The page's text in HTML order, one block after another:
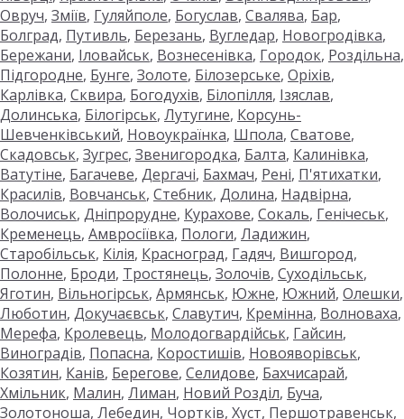
Овруч, Зміїв, Гуляйполе, Богуслав, Свалява, Бар,
Болград, Путивль, Березань, Вугледар, Новогродівка,
Бережани, Іловайськ, Вознесенівка, Городок, Роздільна,
Підгородне, Бунге, Золоте, Білозерське, Оріхів,
Карлівка, Сквира, Богодухів, Білопілля, Ізяслав,
Долинська, Білогірськ, Лутугине, Корсунь-
Шевченківський, Новоукраїнка, Шпола, Сватове,
Скадовськ, Зугрес, Звенигородка, Балта, Калинівка,
Ватутіне, Багачеве, Дергачі, Бахмач, Рені, П'ятихатки,
Красилів, Вовчанськ, Стебник, Долина, Надвірна,
Волочиськ, Дніпрорудне, Курахове, Сокаль, Генічеськ,
Кременець, Амвросіївка, Пологи, Ладижин,
Старобільськ, Кілія, Красноград, Гадяч, Вишгород,
Полонне, Броди, Тростянець, Золочів, Суходільськ,
Яготин, Вільногірськ, Армянськ, Южне, Южний, Олешки,
Люботин, Докучаєвськ, Славутич, Кремінна, Волноваха,
Мерефа, Кролевець, Молодогвардійськ, Гайсин,
Виноградів, Попасна, Коростишів, Новояворівськ,
Козятин, Канів, Берегове, Селидове, Бахчисарай,
Хмільник, Малин, Лиман, Новий Розділ, Буча,
Золотоноша, Лебедин, Чортків, Хуст, Першотравенськ,